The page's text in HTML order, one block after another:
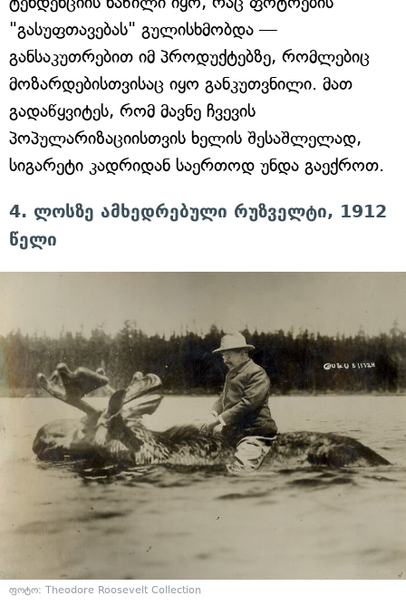
"გასუფთავებას" გულისხმობდა —
განსაკუთრებით იმ პროდუქტებზე, რომლებიც
მოზარდებისთვისაც იყო განკუთვნილი. მათ
გადაწყვიტეს, რომ მავნე ჩვევის
პოპულარიზაციისთვის ხელის შესაშლელად,
სიგარეტი კადრიდან საერთოდ უნდა გაექროთ.
4. ლოსზე ამხედრებული რუზველტი, 1912
წელი
ფოტო: Theodore Roosevelt Collection